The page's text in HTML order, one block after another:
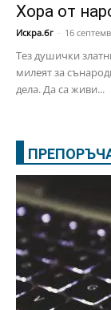
Хора от
Искра.бг - 16
Тез душички
милеят за
дела. Да са живи...